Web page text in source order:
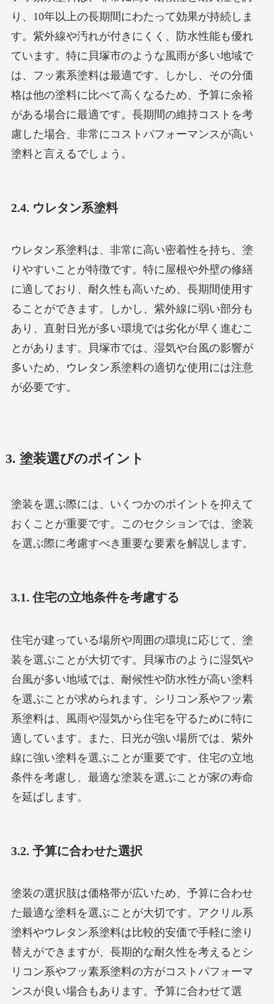
り、10年以上の長期間にわたって効果が持続しま
す。紫外線や汚れが付きにくく、防水性能も優れ
ています。特に貝塚市のような風雨が多い地域で
は、フッ素系塗料は最適です。しかし、その分価
格は他の塗料に比べて高くなるため、予算に余裕
がある場合に最適です。長期間の維持コストを考
慮した場合、非常にコストパフォーマンスが高い
塗料と言えるでしょう。
2.4. ウレタン系塗料
ウレタン系塗料は、非常に高い密着性を持ち、塗
りやすいことが特徴です。特に屋根や外壁の修繕
に適しており、耐久性も高いため、長期間使用す
ることができます。しかし、紫外線に弱い部分も
あり、直射日光が多い環境では劣化が早く進むこ
とがあります。貝塚市では、湿気や台風の影響が
多いため、ウレタン系塗料の適切な使用には注意
が必要です。
3. 塗装選びのポイント
塗装を選ぶ際には、いくつかのポイントを抑えて
おくことが重要です。このセクションでは、塗装
を選ぶ際に考慮すべき重要な要素を解説します。
3.1. 住宅の立地条件を考慮する
住宅が建っている場所や周囲の環境に応じて、塗
装を選ぶことが大切です。貝塚市のように湿気や
台風が多い地域では、耐候性や防水性が高い塗料
を選ぶことが求められます。シリコン系やフッ素
系塗料は、風雨や湿気から住宅を守るために特に
適しています。また、日光が強い場所では、紫外
線に強い塗料を選ぶことが重要です。住宅の立地
条件を考慮し、最適な塗装を選ぶことが家の寿命
を延ばします。
3.2. 予算に合わせた選択
塗装の選択肢は価格帯が広いため、予算に合わせ
た最適な塗料を選ぶことが大切です。アクリル系
塗料やウレタン系塗料は比較的安価で手軽に塗り
替えができますが、長期的な耐久性を考えるとシ
リコン系やフッ素系塗料の方がコストパフォーマ
ンスが良い場合もあります。予算に合わせて選